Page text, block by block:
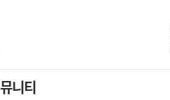
니티